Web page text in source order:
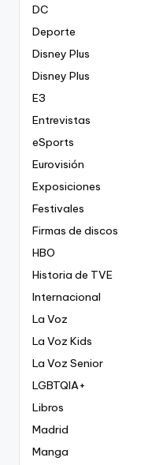
DC
Deporte
Disney Plus
Disney Plus
E3
Entrevistas
eSports
Eurovisión
Exposiciones
Festivales
Firmas de discos
HBO
Historia de TVE
Internacional
La Voz
La Voz Kids
La Voz Senior
LGBTQIA+
Libros
Madrid
Manga